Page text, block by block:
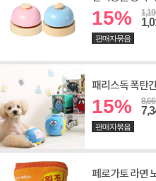
15%
판매자묶음
패리스독 폭탄
15%
판매자묶음
페로가토 라면